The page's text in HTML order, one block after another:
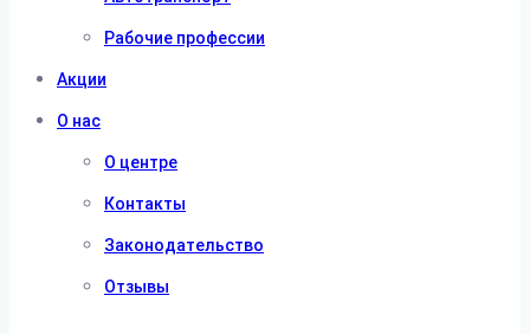
Рабочие профессии
Акции
О нас
О центре
Контакты
Законодательство
Отзывы